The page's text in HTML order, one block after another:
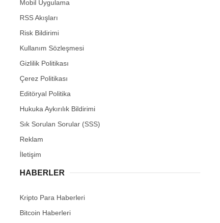
Mobil Uygulama
RSS Akışları
Risk Bildirimi
Kullanım Sözleşmesi
Gizlilik Politikası
Çerez Politikası
Editöryal Politika
Hukuka Aykırılık Bildirimi
Sık Sorulan Sorular (SSS)
Reklam
İletişim
HABERLER
Kripto Para Haberleri
Bitcoin Haberleri